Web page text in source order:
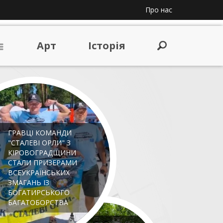
Про нас
Арт Iсторiя
ГРАВЦІ КОМАНДИ
"СТАЛЕВІ ОРЛИ" З
КІРОВОГРАДЩИНИ
СТАЛИ ПРИЗЕРАМИ
ВСЕУКРАЇНСЬКИХ
ЗМАГАНЬ ІЗ
БОГАТИРСЬКОГО
БАГАТОБОРСТВА